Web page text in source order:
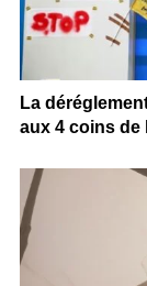
La
aux 4 coins de